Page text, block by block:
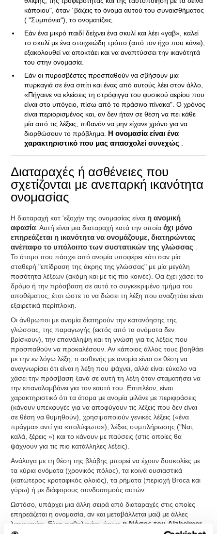
κάποιου", όταν ΄βάζεις το όνομα αυτού του συναισθήματος
( "Συμπόνια"), το ονοματίζεις.
Εάν ένα μικρό παιδί δείχνει ένα σκυλί και λέει «γαβ», καλεί
το σκυλί με ένα στοιχειώδη τρόπο (από τον ήχο που κάνει),
εξακολουθεί να αποκτάει και να αναπτύσσει την ικανότητά
του στην ονομασία.
Εάν οι πυροσβέστες προσπαθούν να σβήσουν μια
πυρκαγιά σε ένα σπίτι και ένας από αυτούς λέει στον άλλο,
«Πήγαινε να κλείσεις τη στρόφιγγα του φυσικού αερίου που
είναι στο υπόγειο, πίσω από το πράσινο πίνακα". Ο χρόνος
είναι περιορισμένος και, αν δεν ήταν σε θέση να πει κάθε
μία από τις λέξεις, πιθανόν να μην είχανε χρόνο για να
διορθώσουν το πρόβλημα.
Η ονομασία είναι ένα
χαρακτηριστικό που μας απασχολεί συνεχώς
Διαταραχές ή ασθένειες που
σχετίζονται με ανεπαρκή ικανότητα
ονομασίας
Η διαταραχή κατ 'εξοχήν της ονομασίας είναι η ανομική
αφασία . Αυτή είναι μια διαταραχή κατά την οποίαόχι μόνο
επηρεάζεται η ικανότητα να ονομάζουμε, διατηρώντας
ανέπαφο το υπόλοιπο των συστατικών της γλώσσας
Το άτομο που πάσχει από ανομία υποφέρει κάτι σαν μία
σταθερή "επίδραση της άκρης της γλώσσας" με μία μεγάλη
ποσότητα λέξεων (ακόμη και με τις πιο κοινές). Θα έχει χάσει το
δρόμο ή την πρόσβαση σε αυτό το συγκεκριμένο τμήμα του
αποθέματος, έτσι ώστε το να δώσει τη λέξη που αναζητάει είναι
εξαιρετικά περίπλοκη.
Οι άνθρωποι με ανομία διατηρούν την κατανόησης της
γλώσσας, της παραγωγής (εκτός από τα ονόματα δεν
βρίσκουν), την επανάληψη και τη γνώση για τις λέξεις που
προσπαθούν να προκαλέσουν. Αν κάποιος άλλος τους βοηθάει
με την εν λόγω λέξη, ο ασθενής με ανομία είναι σε θέση να
αναγνωρίσει ότι είναι η λέξη που ψάχνει, αλλά είναι εύκολο να
χάσει την πρόσβαση ξανά σε αυτή τη λέξη όταν σταματήσει να
την επαναλαμβάνει για τον εαυτό του. Επιπλέον, είναι
χαρακτηριστικό ότι τα άτομα με ανομία μιλάνε με περιφράσεις
(κάνουν υπεκφυγές για να αποφύγουν τις λέξεις που δεν είναι
σε θέση να θυμηθούν), χρησιμοποιούν γενικές λέξεις («ένα
πράγμα» αντί για «πολύφωτο»), λέξεις συμπλήρωσης ("Ναι,
καλά, ξέρεις ») και το κάνουν με παύσεις (στις οποίες θα
ψάχνουν για τις πιο κατάλληλες λέξεις).
Ανάλογα με τη θέση της βλάβης μπορεί να έχουν δυσκολίες με
τα κύρια ονόματα (χρονικός πόλος), τα κοινά ουσιαστικά
(κατώτερος κροταφικός φλοιός), τα ρήματα (περιοχή Broca και
γύρω) ή με διάφορους συνδυασμούς αυτών.
Ωστόσο, υπάρχει μια άλλη σειρά από διαταραχές στις οποίες
επηρεάζεται η ονομασία, αν και μεταβάλλεται μαζί με άλλες
λειτουργίες. Είναι παθολογίες, όπωςη Νόσος του Alzheimer,